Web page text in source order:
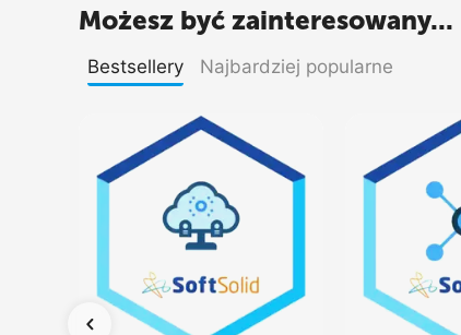
Możesz być zainteresowany...
Bestsellery Najbardziej popularne